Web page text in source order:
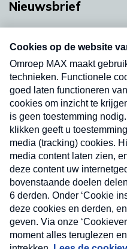
Nieuwsbrief
nieuwsbrief. Elke
uw mailbox.
Nieuwsbrief
Neem hier een gratis
nieuwsbrief. Elke